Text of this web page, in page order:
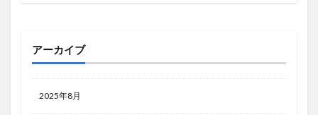
アーカイブ
2025年8月